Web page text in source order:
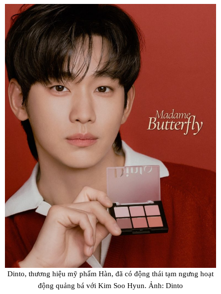
Dinto, thương hiệu mỹ phẩm Hàn, đã có động thái tạm ngưng hoạt
động quảng bá với Kim Soo Hyun. Ảnh: Dinto